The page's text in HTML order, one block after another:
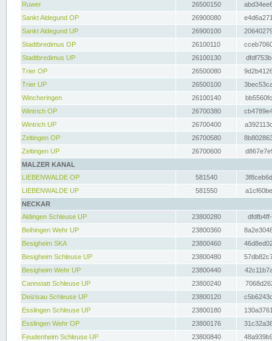
Ruwer
26500150
Sankt Aldegund OP
26900080
Sankt Aldegund UP
26900100
Stadtbredimus OP
26100110
Stadtbredimus UP
26100130
Trier OP
26500080
Trier UP
26500100
Wincheringen
26100140
Wintrich OP
26700380
Wintrich UP
26700400
Zeltingen OP
26700580
Zeltingen UP
26700600
MALZER KANAL
LIEBENWALDE OP
581540
LIEBENWALDE UP
581550
NECKAR
Aldingen Schleuse UP
23800280
Beihingen Wehr UP
23800360
Besigheim SKA
23800460
Besigheim Schleuse UP
23800480
Besigheim Wehr UP
23800440
Cannstatt Schleuse UP
23800240
Deizisau Schleuse UP
23800120
Esslingen Schleuse UP
23800180
Esslingen Wehr OP
23800176
Feudenheim Schleuse UP
23800840